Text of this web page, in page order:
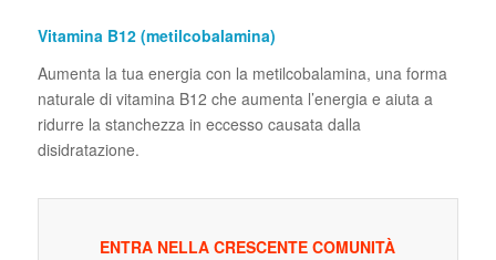
Vitamina B12 (metilcobalamina)
Aumenta la tua energia con la metilcobalamina, una forma
naturale di vitamina B12 che aumenta l’energia e aiuta a
ridurre la stanchezza in eccesso causata dalla
disidratazione.
ENTRA NELLA CRESCENTE COMUNITÀ